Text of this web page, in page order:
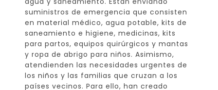
suministros de emergencia que consisten
en material médico, agua potable, kits de
saneamiento e higiene, medicinas, kits
para partos, equipos quirúrgicos y mantas
y ropa de abrigo para niños. Asimismo,
atendienden las necesidades urgentes de
los niños y las familias que cruzan a los
países vecinos. Para ello, han creado